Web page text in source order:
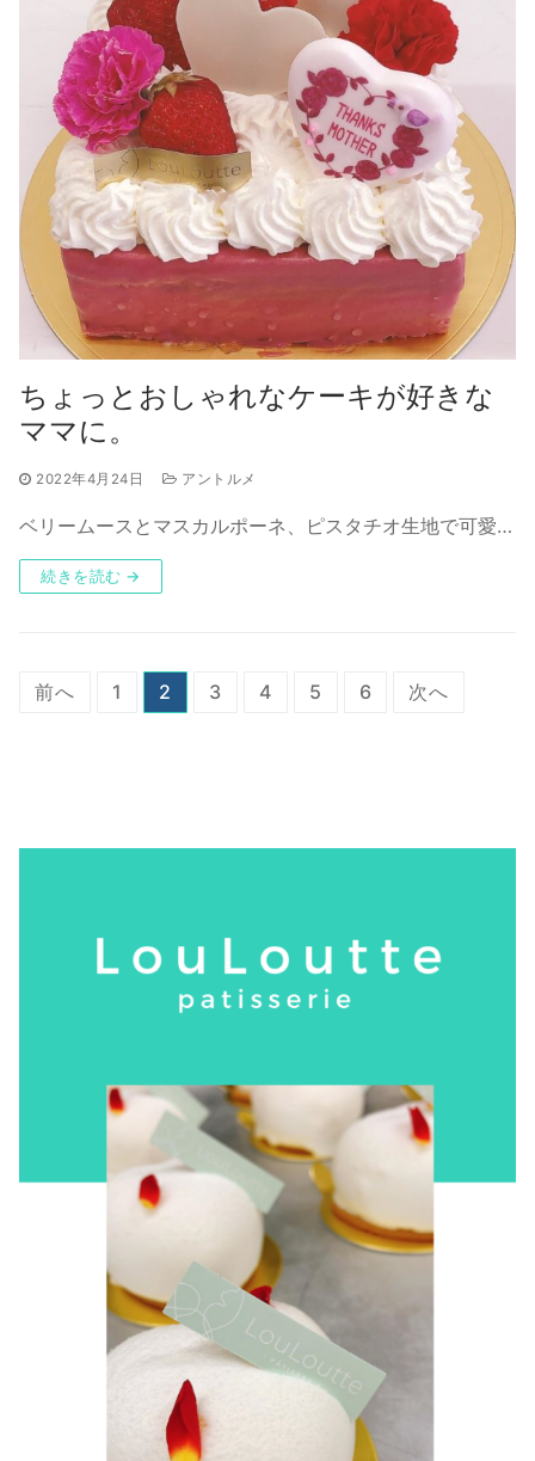
ちょっとおしゃれなケーキが好きな
ママに。
2022年4月24日 アントルメ
ベリームースとマスカルポーネ、ピスタチオ生地で可愛…
続きを読む →
投
ー
前へ 1 2 3 4 5 6 次へ